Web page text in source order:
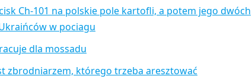
Ch-101 na polskie pole kartofli, a potem jego dwóch
w pociagu
dla mossadu
zbrodniarzem, którego trzeba aresztować